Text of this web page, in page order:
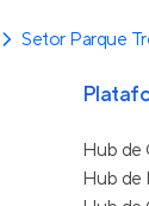
Setor Parque
Hub de
Hub de